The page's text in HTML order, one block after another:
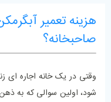
هزینه تعمیر
صاحبخانه؟
وقتی در یک خانه اجاره‌ ای
شود، اولین سوالی که به